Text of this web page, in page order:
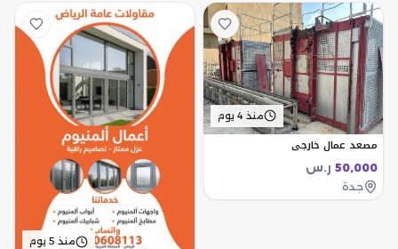
منذ 4 يوم
مصعد عمال خارجي
50,000 ر.س
جدة
منذ 5 يوم